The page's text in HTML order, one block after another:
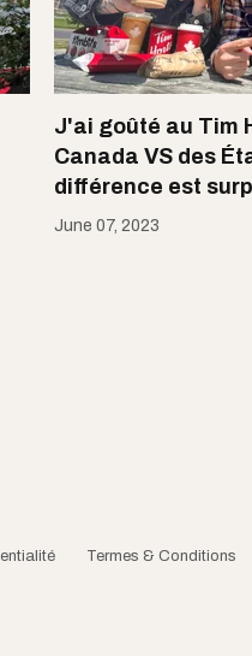
J'ai goûté au Tim
Canada VS des
différence est
June 07, 2023
Termes & Conditions